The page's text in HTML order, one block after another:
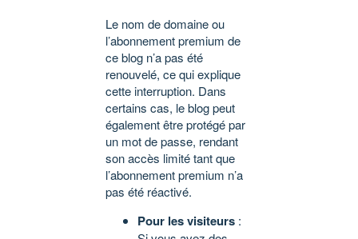
Le nom de domaine ou
l’abonnement premium de
ce blog n’a pas été
renouvelé, ce qui explique
cette interruption. Dans
certains cas, le blog peut
également être protégé par
un mot de passe, rendant
son accès limité tant que
l’abonnement premium n’a
pas été réactivé.
Pour les visiteurs :